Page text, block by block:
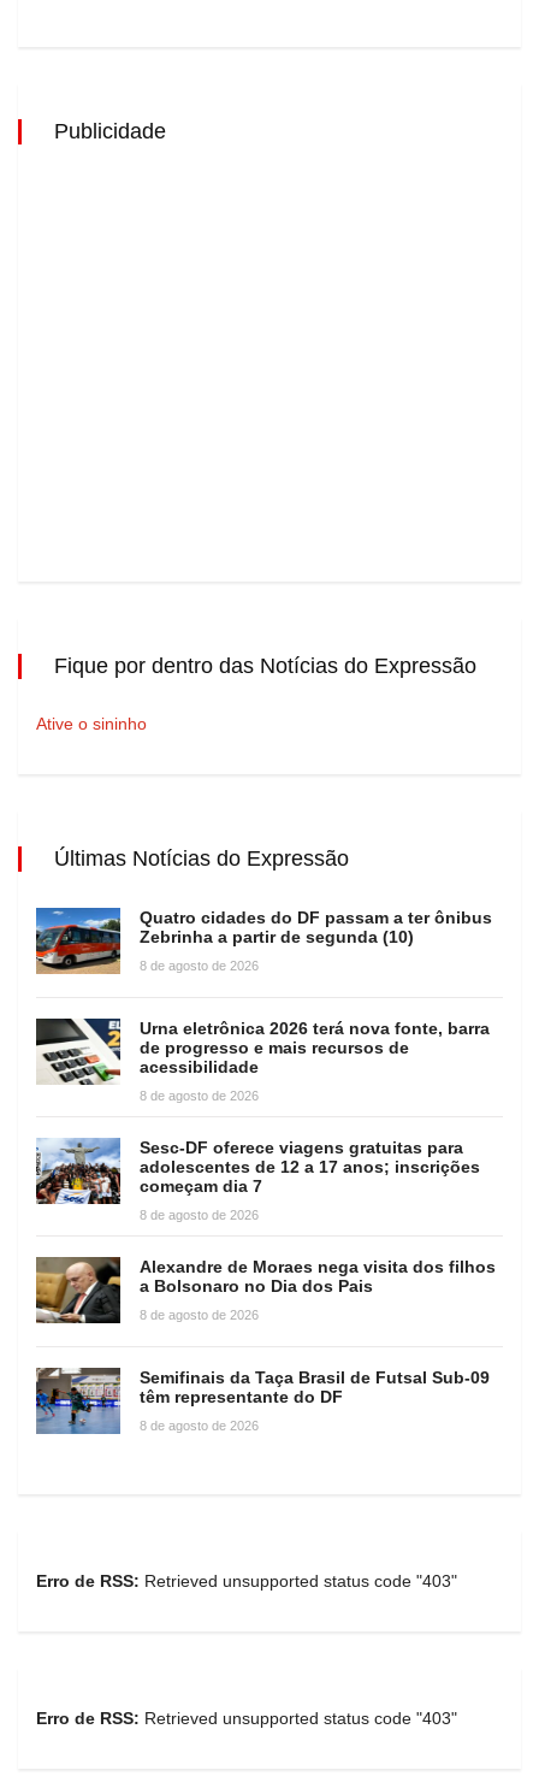
Publicidade
Fique por dentro das Notícias do Expressão
Ative o sininho
Últimas Notícias do Expressão
Quatro cidades do DF passam a ter ônibus
Zebrinha a partir de segunda (10)
8 de agosto de 2026
Urna eletrônica 2026 terá nova fonte, barra
de progresso e mais recursos de
acessibilidade
8 de agosto de 2026
Sesc-DF oferece viagens gratuitas para
adolescentes de 12 a 17 anos; inscrições
começam dia 7
8 de agosto de 2026
Alexandre de Moraes nega visita dos filhos
a Bolsonaro no Dia dos Pais
8 de agosto de 2026
Semifinais da Taça Brasil de Futsal Sub-09
têm representante do DF
8 de agosto de 2026
Erro de RSS: Retrieved unsupported status code "403"
Erro de RSS: Retrieved unsupported status code "403"